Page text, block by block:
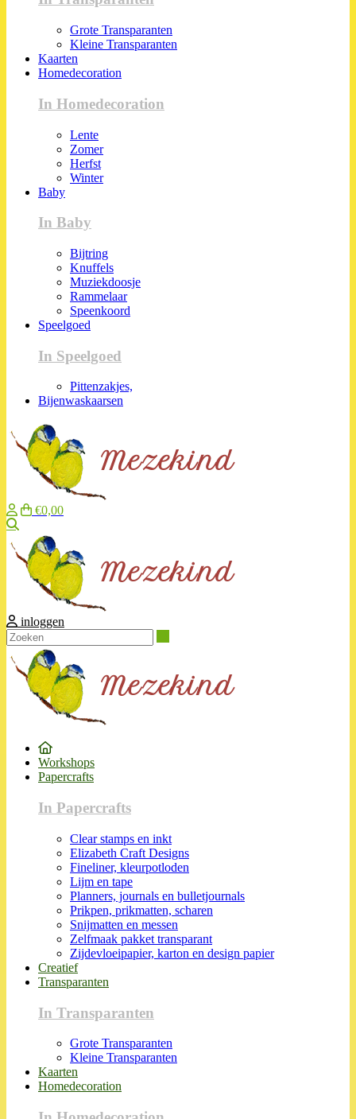
Grote Transparanten
Kleine Transparanten
Kaarten
Homedecoration
In Homedecoration
Lente
Zomer
Herfst
Winter
Baby
In Baby
Bijtring
Knuffels
Muziekdoosje
Rammelaar
Speenkoord
Speelgoed
In Speelgoed
Pittenzakjes,
Bijenwaskaarsen
€0,00
inloggen
Workshops
Papercrafts
In Papercrafts
Clear stamps en inkt
Elizabeth Craft Designs
Fineliner, kleurpotloden
Lijm en tape
Planners, journals en bulletjournals
Prikpen, prikmatten, scharen
Snijmatten en messen
Zelfmaak pakket transparant
Zijdevloeipapier, karton en design papier
Creatief
Transparanten
In Transparanten
Grote Transparanten
Kleine Transparanten
Kaarten
Homedecoration